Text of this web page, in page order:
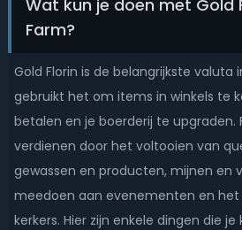
Wat kun je doen met Gold
Farm?
Gold Florin is de belangrijkste valuta
gebruikt het om items in winkels te
betalen en je boerderij te upgraden.
verdienen door het voltooien van
gewassen en producten, mijnen en
meedoen aan evenementen en het
kerkers. Hier zijn enkele dingen die